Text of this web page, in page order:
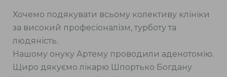
Хочемо подякувати всьому колективу клініки
за високий професіоналізм, турботу та
людяність.
Нашому онуку Артему проводили аденотомію.
Щиро дякуємо лікарю Шпортько Богдану